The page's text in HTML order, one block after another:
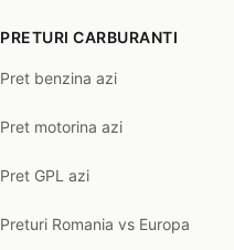
PRETURI CARBURANTI
Pret benzina azi
Pret motorina azi
Pret GPL azi
Preturi Romania vs Europa